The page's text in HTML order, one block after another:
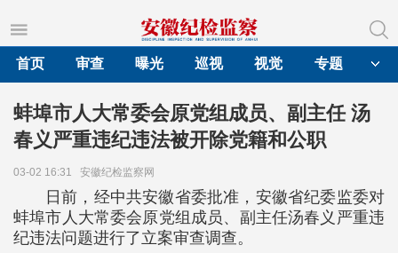
首页
审查 曝光 巡视 视觉 专题
蚌埠市人大常委会原党组成员、副主任 汤
春义严重违纪违法被开除党籍和公职
03-02 16:31 安徽纪检监察网
日前，经中共安徽省委批准，安徽省纪委监委对
蚌埠市人大常委会原党组成员、副主任汤春义严重违
纪违法问题进行了立案审查调查。